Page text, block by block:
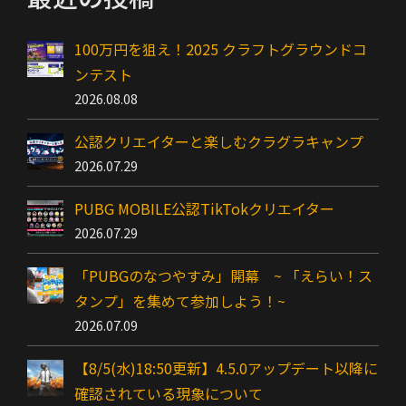
100万円を狙え！2025 クラフトグラウンドコ
ンテスト
2026.08.08
公認クリエイターと楽しむクラグラキャンプ
2026.07.29
PUBG MOBILE公認TikTokクリエイター
2026.07.29
「PUBGのなつやすみ」開幕 ~ 「えらい！ス
タンプ」を集めて参加しよう！~
2026.07.09
【8/5(水)18:50更新】4.5.0アップデート以降に
確認されている現象について